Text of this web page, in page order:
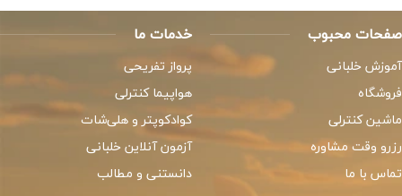
صفحات محبوب
آموزش خلبانی
فروشگاه
ماشین کنترلی
رزرو وقت مشاوره
تماس با ما
خدمات ما
پرواز تفریحی
هواپیما کنترلی
کوادکوپتر و هلی‌شات
آزمون آنلاین خلبانی
دانستنی و مطالب